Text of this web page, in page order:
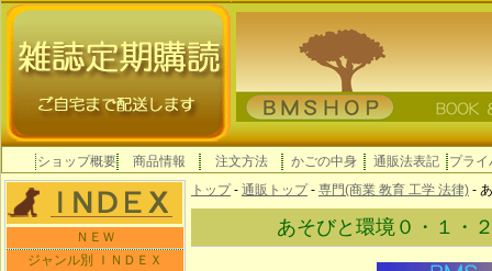
ショップ概要 商品情報 注文方法 かごの中身 通販法表記 プライ
ＮＥＷ
ジャンル別 ＩＮＤＥＸ
トップ- 通販トップ- 専門(商業 教育 工学 法律) -
あそびと環境０・１